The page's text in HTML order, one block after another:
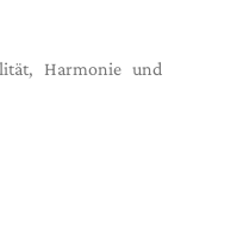
Harmonie und